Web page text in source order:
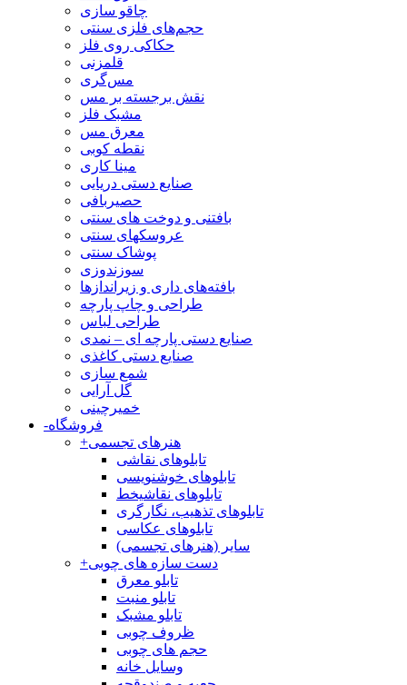
چاقو سازی
حجم‌های فلزی سنتی
حکاکی روی فلز
قلمزنی
مس‌گری
نقش برجسته بر مس
مشبک فلز
معرق مس
نقطه کوبی
مینا کاری
صنایع دستی دریایی
حصیربافی
بافتنی‌ و دوخت های سنتی
عروسکهای سنتی
پوشاک سنتی
سوزندوزی
بافته‌های داری و زیراندازها
طراحی و چاپ پارچه
طراحی لباس
صنایع دستی پارچه ای – نمدی
صنایع دستی کاغذی
شمع سازی
گل آرایی
خمیرچینی
-فروشگاه
+هنرهای تجسمی
تابلوهای نقاشی
تابلوهای خوشنویسی
تابلوهای نقاشیخط
تابلوهای تذهیب، نگارگری
تابلوهای عکاسی
سایر (هنرهای تجسمی)
+دست سازه های چوبی
تابلو معرق
تابلو منبت
تابلو مشبک
ظروف چوبی
حجم های چوبی
وسایل خانه